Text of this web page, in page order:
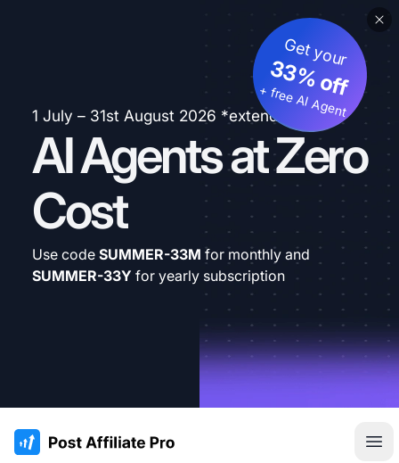
1 July – 31st August 2026 *extended
AI Agents at Zero
Cost
Get your
33% off
+ free AI Agent
Use code SUMMER-33M for monthly and
SUMMER-33Y for yearly subscription
:site.title